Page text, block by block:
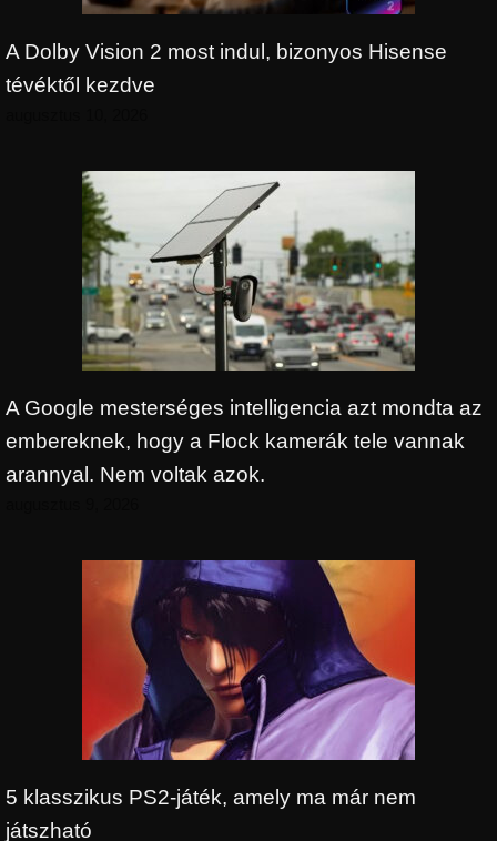
A Dolby Vision 2 most indul, bizonyos Hisense
tévéktől kezdve
A Google mesterséges intelligencia azt mondta az
embereknek, hogy a Flock kamerák tele vannak
arannyal. Nem voltak azok.
5 klasszikus PS2-játék, amely ma már nem
játszható